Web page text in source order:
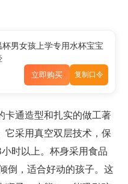
杯男女孩上学专用水杯宝宝
立即购买 复制口令
卡通造型和扎实的做工著
它采用真空双层技术，保
时以上。杯身采用食品
倒，适合好动的孩子。这